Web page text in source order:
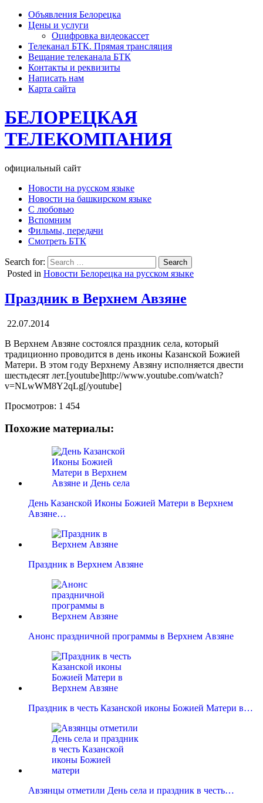
Объявления Белорецка
Цены и услуги
Оцифровка видеокассет
Телеканал БТК. Прямая трансляция
Вещание телеканала БТК
Контакты и реквизиты
Написать нам
Карта сайта
БЕЛОРЕЦКАЯ
ТЕЛЕКОМПАНИЯ
официальный сайт
Новости на русском языке
Новости на башкирском языке
С любовью
Вспомним
Фильмы, передачи
Смотреть БТК
Search for:
Posted in Новости Белорецка на русском языке
Праздник в Верхнем Авзяне
22.07.2014
В Верхнем Авзяне состоялся праздник села, который
традиционно проводится в день иконы Казанской Божией
Матери. В этом году Верхнему Авзяну исполняется двести
шестьдесят лет.[youtube]http://www.youtube.com/watch?
v=NLwWM8Y2qLg[/youtube]
Просмотров: 1 454
Похожие материалы:
День Казанской Иконы Божией Матери в Верхнем
Авзяне…
Праздник в Верхнем Авзяне
Анонс праздничной программы в Верхнем Авзяне
Праздник в честь Казанской иконы Божией Матери в…
Авзянцы отметили День села и праздник в честь…